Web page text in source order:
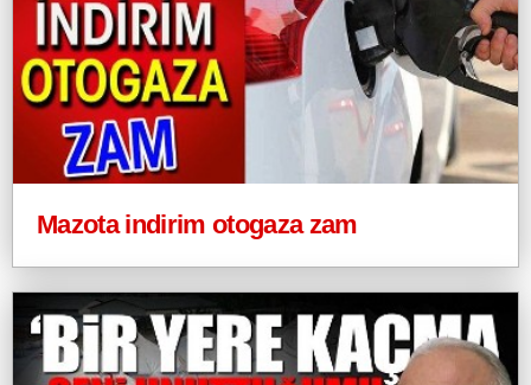
Mazota indirim otogaza zam